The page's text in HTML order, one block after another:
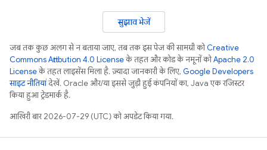
सुझाव भेजें
जब तक कुछ अलग से न बताया जाए, तब तक इस पेज की सामग्री कोCreative
Commons Attribution 4.0 Licenseके तहत और कोड के नमूनों कोApache 2.0
Licenseके तहत लाइसेंस मिला है. ज़्यादा जानकारी के लिए, Google Developers
साइट नीतियांदेखें. Oracle और/या इससे जुड़ी हुई कंपनियों का, Java एक रजिस्टर
किया हुआ ट्रेडमार्क है.
आखिरी बार 2026-07-29 (UTC) को अपडेट किया गया.